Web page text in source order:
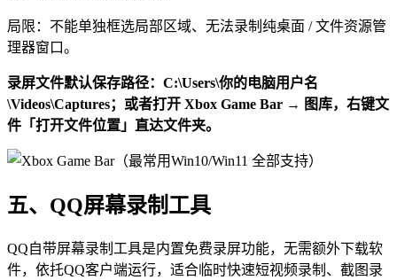
局限：不能单独框选局部区域、无法录制纯桌面 / 文件资源管
理器窗口。
录屏文件默认保存路径：C:\Users\你的电脑用户名
\Videos\Captures；或者打开 Xbox Game Bar → 图库，右键文
件「打开文件位置」直达文件夹。
五、QQ屏幕录制工具
QQ自带屏幕录制工具是内置免费录屏功能，无需额外下载软
件，依托QQ客户端运行，适合临时快速短视频录制、截图录